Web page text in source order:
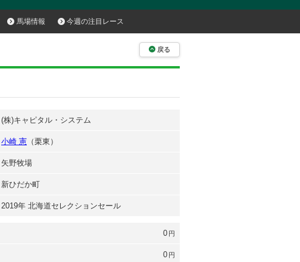
馬場情報 今週の注目レース
戻る
(株)キャピタル・システム
小崎 憲 （栗東）
矢野牧場
新ひだか町
2019年 北海道セレクションセール
0 円
0 円